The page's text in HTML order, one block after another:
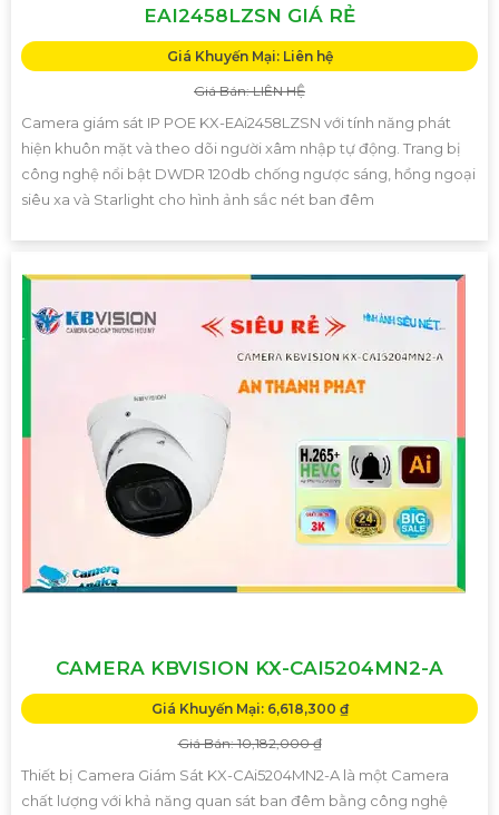
EAI2458LZSN GIÁ RẺ
Giá Khuyến Mại: Liên hệ
Giá Bán: LIÊN HỆ
Camera giám sát IP POE KX-EAi2458LZSN với tính năng phát
hiện khuôn mặt và theo dõi người xâm nhập tự động. Trang bị
công nghệ nổi bật DWDR 120db chống ngược sáng, hồng ngoại
siêu xa và Starlight cho hình ảnh sắc nét ban đêm
CAMERA KBVISION KX-CAI5204MN2-A
Giá Khuyến Mại: 6,618,300 ₫
Giá Bán: 10,182,000 ₫
Thiết bị Camera Giám Sát KX-CAi5204MN2-A là một Camera
chất lượng với khả năng quan sát ban đêm bằng công nghệ